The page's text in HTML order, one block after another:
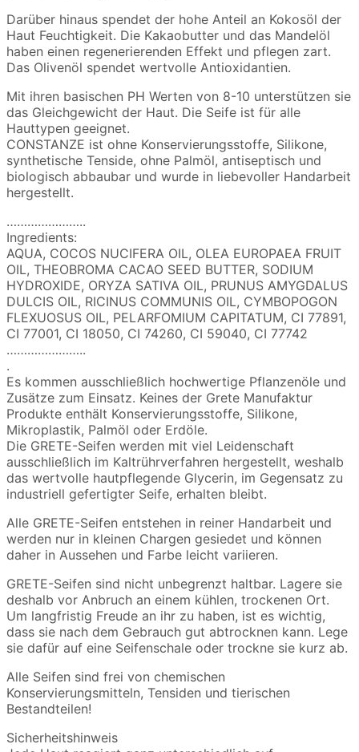
Darüber hinaus spendet der hohe Anteil an Kokosöl der
Haut Feuchtigkeit. Die Kakaobutter und das Mandelöl
haben einen regenerierenden Effekt und pflegen zart.
Das Olivenöl spendet wertvolle Antioxidantien.
Mit ihren basischen PH Werten von 8-10 unterstützen sie
das Gleichgewicht der Haut. Die Seife ist für alle
Hauttypen geeignet.
CONSTANZE ist ohne Konservierungsstoffe, Silikone,
synthetische Tenside, ohne Palmöl, antiseptisch und
biologisch abbaubar und wurde in liebevoller Handarbeit
hergestellt.
…………………..
Ingredients:
AQUA, COCOS NUCIFERA OIL, OLEA EUROPAEA FRUIT
OIL, THEOBROMA CACAO SEED BUTTER, SODIUM
HYDROXIDE, ORYZA SATIVA OIL, PRUNUS AMYGDALUS
DULCIS OIL, RICINUS COMMUNIS OIL, CYMBOPOGON
FLEXUOSUS OIL, PELARFOMIUM CAPITATUM, CI 77891,
CI 77001, CI 18050, CI 74260, CI 59040, CI 77742
…………………..
.
Es kommen ausschließlich hochwertige Pflanzenöle und
Zusätze zum Einsatz. Keines der Grete Manufaktur
Produkte enthält Konservierungsstoffe, Silikone,
Mikroplastik, Palmöl oder Erdöle.
Die GRETE-Seifen werden mit viel Leidenschaft
ausschließlich im Kaltrührverfahren hergestellt, weshalb
das wertvolle hautpflegende Glycerin, im Gegensatz zu
industriell gefertigter Seife, erhalten bleibt.
Alle GRETE-Seifen entstehen in reiner Handarbeit und
werden nur in kleinen Chargen gesiedet und können
daher in Aussehen und Farbe leicht variieren.
GRETE-Seifen sind nicht unbegrenzt haltbar. Lagere sie
deshalb vor Anbruch an einem kühlen, trockenen Ort.
Um langfristig Freude an ihr zu haben, ist es wichtig,
dass sie nach dem Gebrauch gut abtrocknen kann. Lege
sie dafür auf eine Seifenschale oder trockne sie kurz ab.
Alle Seifen sind frei von chemischen
Konservierungsmitteln, Tensiden und tierischen
Bestandteilen!
Sicherheitshinweis